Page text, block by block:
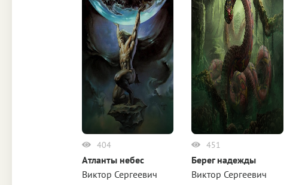
404
Атланты небес
Виктор Сергеевич
451
Берег надежды
Виктор Сергеевич